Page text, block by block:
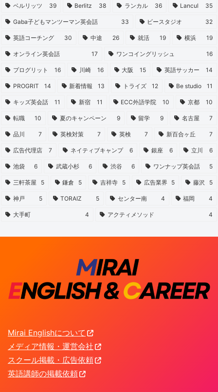
ベルリッツ 39 Berlitz 38 ランカル 36 Lancul 35
Gaba子どもマンツーマン英会話 33 ビースタジオ 32
英語コーチング 30 中途 26 就活 19 横浜 19
オンライン英会話 17 ワンコイングリッシュ 16
プログリット 16 川崎 16 大阪 15 英語サッカー 14
PROGRIT 14 新着情報 13 トライズ 12 Be studio 11
キッズ英会話 11 新宿 11 ECC外語学院 10 京都 10
転職 10 夏のキャンペーン 9 留学 9 名古屋 7
品川 7 英検対策 7 英検 7 新百合ヶ丘 7
広告代理店 7 ネイティブキャンプ 6 銀座 6 立川 6
池袋 6 武蔵小杉 6 渋谷 6 ワンナップ英会話 5
三軒茶屋 5 鎌倉 5 吉祥寺 5 広告業界 5 藤沢 5
神戸 5 TORAIZ 5 センター南 4 福岡 4
大手町 4 アクティメソッド 4
Mirai Englishについて
メディア情報・運営会社
スクール掲載・広告依頼
英語講師の掲載依頼